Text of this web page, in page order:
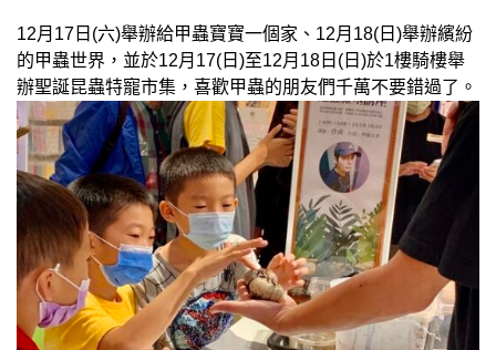
12月17日(六)舉辦給甲蟲寶寶一個家、12月18(日)舉辦繽紛
的甲蟲世界，並於12月17(日)至12月18日(日)於1樓騎樓舉
辦聖誕昆蟲特寵市集，喜歡甲蟲的朋友們千萬不要錯過了。